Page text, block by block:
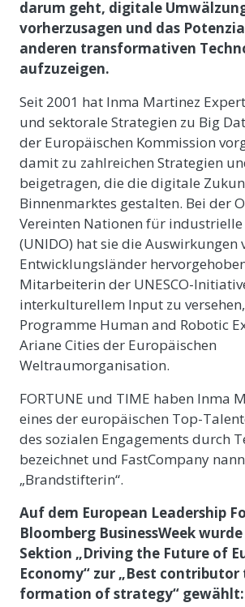
darum geht, digitale
vorherzusagen und das
anderen transformativen
aufzuzeigen.
Seit 2001 hat Inma Martinez
und sektorale Strategien zu Big
der Europäischen Kommission
damit zu zahlreichen Strategien
beigetragen, die die digitale
Binnenmarktes gestalten. Bei der
Vereinten Nationen für
(UNIDO) hat sie die Auswirkungen
Entwicklungsländer
Mitarbeiterin der UNESCO-
interkulturellem Input zu
Programme Human and Robotic
Ariane Cities der Europäischen
Weltraumorganisation.
FORTUNE und TIME haben Inma
eines der europäischen Top-
des sozialen Engagements durch
bezeichnet und FastCompany
„Brandstifterin“.
Auf dem European Leadership
Bloomberg BusinessWeek
Sektion „Driving the Future of
Economy“ zur „Best
formation of strategy“